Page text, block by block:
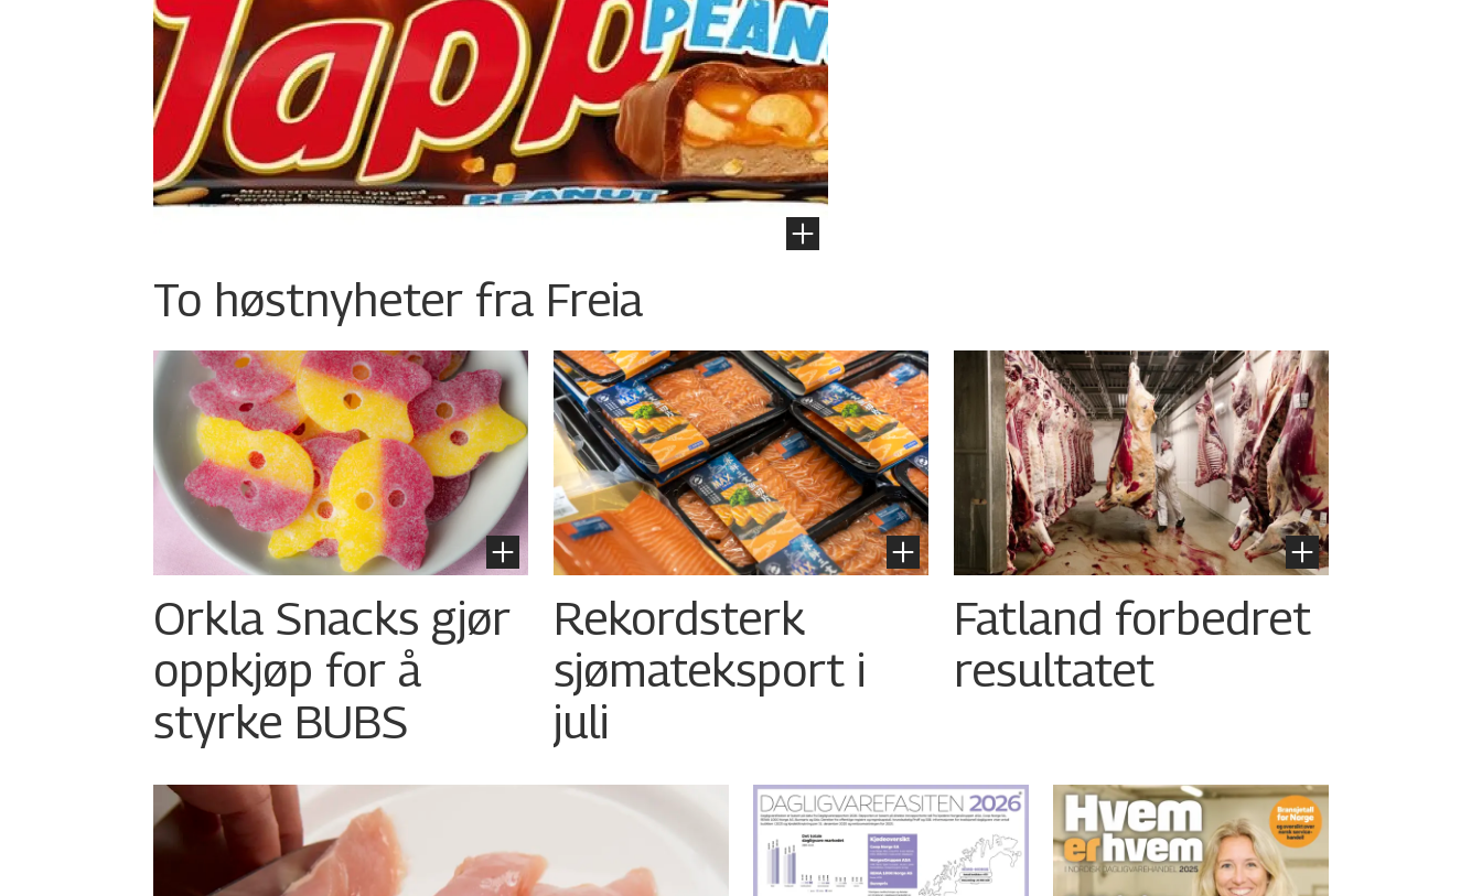
To høstnyheter fra Freia
Orkla Snacks gjør
oppkjøp for å
styrke BUBS
Rekordsterk
sjømateksport i
juli
Fatland forbedret
resultatet